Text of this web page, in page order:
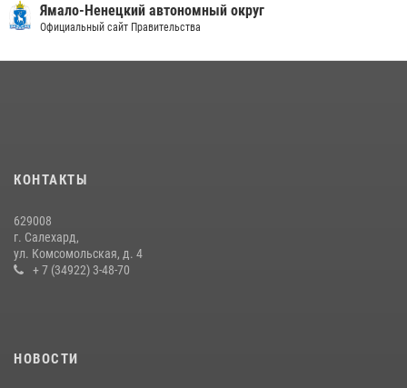
«Каникулы с Росгвардией» продолжаются на Ямале
14 июля 2026, 06:53
Ямало-Ненецкий автономный округ
Официальный сайт Правительства
КОНТАКТЫ
629008
г. Салехард,
ул. Комсомольская, д. 4
+ 7 (34922) 3-48-70
НОВОСТИ